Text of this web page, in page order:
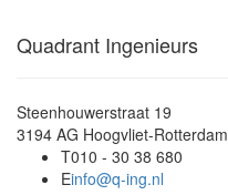
Quadrant Ingenieurs
Steenhouwerstraat 19
3194 AG Hoogvliet-Rotterdam
T010 - 30 38 680
Einfo@q-ing.nl